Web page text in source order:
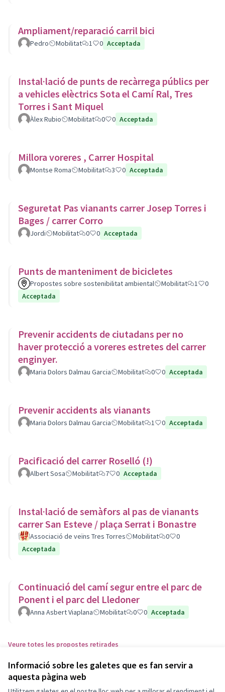
Informació sobre les galetes que es fan servir a
aquesta pàgina web
Ampliament/reparació carril bici
Pedro Mobilitat 1 0 Acceptada
Instal·lació de punts de recàrrega públics per
a vehicles elèctrics Sota el Camí Ral, Tres
Torres i Sant Miquel
Àlex Rubio Mobilitat 0 0 Acceptada
Millora voreres , Carrer Hospital
Montse Roma Mobilitat 3 0 Acceptada
Seguretat Pas vianants carrer Josep Torres i
Bages / carrer Corro
Jordi Mobilitat 0 0 Acceptada
Punts de manteniment de bicicletes
Propostes sobre sostenibilitat ambiental Mobilitat 1
0
Acceptada
Prevenir accidents de ciutadans per no
haver protecció a voreres estretes del carrer
enginyer.
Maria Dolors Dalmau Garcia Mobilitat 0 0 Acceptada
Prevenir accidents als vianants
Maria Dolors Dalmau Garcia Mobilitat 1 0 Acceptada
Pacificació del carrer Roselló (!)
Albert Sosa Mobilitat 7 0 Acceptada
Instal·lació de semàfors al pas de vianants
carrer San Esteve / plaça Serrat i Bonastre
Associació de veïns Tres Torres Mobilitat 0
0
Acceptada
Continuació del camí segur entre el parc de
Ponent i el parc del Lledoner
Anna Asbert Viaplana Mobilitat 0 0 Acceptada
Veure totes les propostes retirades
Termes i condicions d'ús
Configuració de les galetes